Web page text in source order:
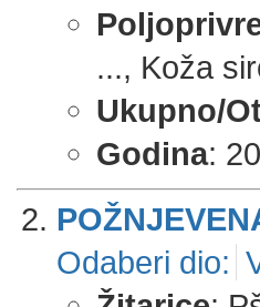
..., Koža
Ukupno/
Godina:
Odaberi dio: